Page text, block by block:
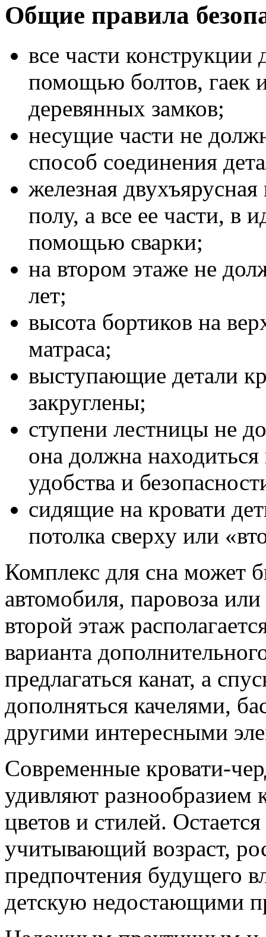
Общие правила
все части
помощью болтов, гаек
деревянных замков;
несущие части не
способ соединения
железная
полу, а все ее части, в
помощью сварки;
на втором этаже не
лет;
высота бортиков на
матраса;
выступающие детали
закруглены;
ступени лестницы не
она должна
удобства и
сидящие на кровати
потолка сверху или
Комплекс для сна может
автомобиля, паровоза
второй этаж
варианта
предлагаться канат, а
дополняться качелями,
другими интересными
Современные кровати-
удивляют разнообразием
цветов и стилей.
учитывающий возраст,
предпочтения будущего
детскую недостающими